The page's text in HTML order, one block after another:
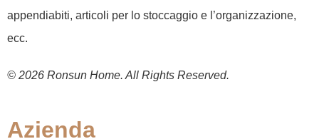
appendiabiti, articoli per lo stoccaggio e l’organizzazione,
ecc.
© 2026 Ronsun Home. All Rights Reserved.
Azienda